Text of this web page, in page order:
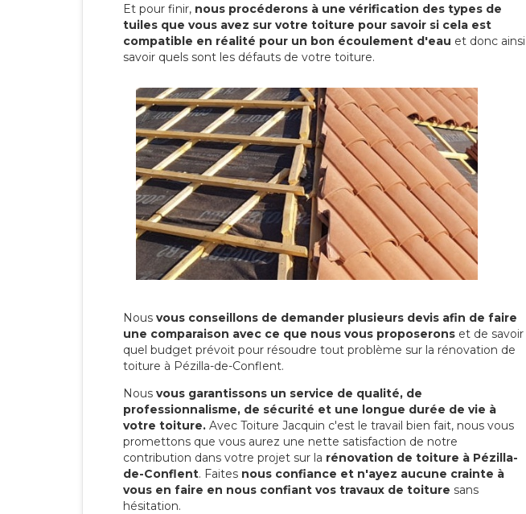
Et pour finir, nous procéderons à une vérification des types de
tuiles que vous avez sur votre toiture pour savoir si cela est
compatible en réalité pour un bon écoulement d'eau et donc ainsi
savoir quels sont les défauts de votre toiture.
Nous vous conseillons de demander plusieurs devis afin de faire
une comparaison avec ce que nous vous proposerons et de savoir
quel budget prévoit pour résoudre tout problème sur la rénovation de
toiture à Pézilla-de-Conflent.
Nous vous garantissons un service de qualité, de
professionnalisme, de sécurité et une longue durée de vie à
votre toiture. Avec Toiture Jacquin c'est le travail bien fait, nous vous
promettons que vous aurez une nette satisfaction de notre
contribution dans votre projet sur la rénovation de toiture à Pézilla-
de-Conflent. Faites nous confiance et n'ayez aucune crainte à
vous en faire en nous confiant vos travaux de toiture sans
hésitation.